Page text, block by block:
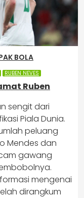
BOLA
RUBEN NEVES
Ruben
sengit dari
Piala Dunia.
peluang
Mendes dan
gawang
mengenai
dirangkum